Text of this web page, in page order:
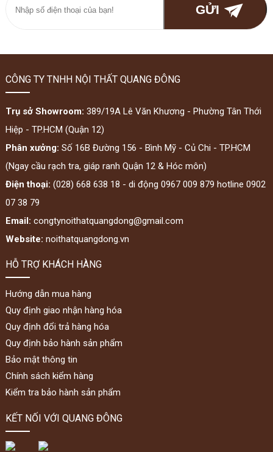
CÔNG TY TNHH NỘI THẤT QUANG ĐÔNG
Trụ sở Showroom: 389/19A Lê Văn Khương - Phường Tân Thới
Hiệp - TP.HCM (Quận 12)
Phân xưởng: Số 16B Đường 156 - Bình Mỹ - Củ Chi - TP.HCM
(Ngay cầu rạch tra, giáp ranh Quận 12 & Hóc môn)
Điện thoại: (028) 668 638 18 - di động 0967 009 879 hotline 0902
07 38 79
Email: congtynoithatquangdong@gmail.com
Website: noithatquangdong.vn
HỖ TRỢ KHÁCH HÀNG
Hướng dẫn mua hàng
Quy định giao nhận hàng hóa
Quy định đổi trả hàng hóa
Quy định bảo hành sản phẩm
Bảo mật thông tin
Chính sách kiểm hàng
Kiểm tra bảo hành sản phẩm
KẾT NỐI VỚI QUANG ĐÔNG